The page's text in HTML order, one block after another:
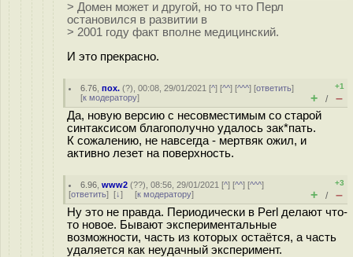
> Домен может и другой, но то что Перл
остановился в развитии в
> 2001 году факт вполне медицинский.
И это прекрасно.
6.76 ,пох. (?), 00:08, 29/01/2021 [^] [^^] [^^^] [ответить]
[к модератору]
+1
+ / –
Да, новую версию с несовместимым со старой
синтаксисом благополучно удалось зак*пать.
К сожалению, не навсегда - мертвяк ожил, и
активно лезет на поверхность.
6.96 ,www2 (??), 08:56, 29/01/2021 [^] [^^] [^^^]
[ответить] [↓] [к модератору]
+3
+ / –
Ну это не правда. Периодически в Perl делают что-
то новое. Бывают экспериментальные
возможности, часть из которых остаётся, а часть
удаляется как неудачный эксперимент.